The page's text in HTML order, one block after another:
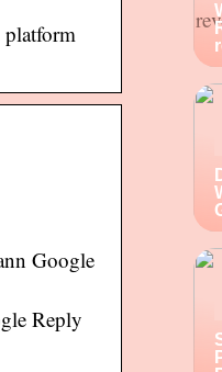
Google
Reply